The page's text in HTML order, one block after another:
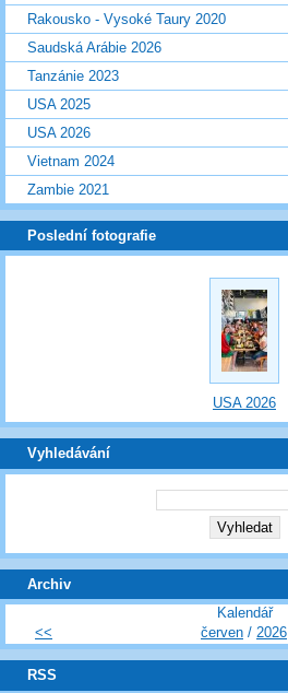
Rakousko - Vysoké Taury 2020
Saudská Arábie 2026
Tanzánie 2023
USA 2025
USA 2026
Vietnam 2024
Zambie 2021
Poslední fotografie
USA 2026
Vyhledávání
Archiv
Kalendář
<<
červen / 2026
RSS